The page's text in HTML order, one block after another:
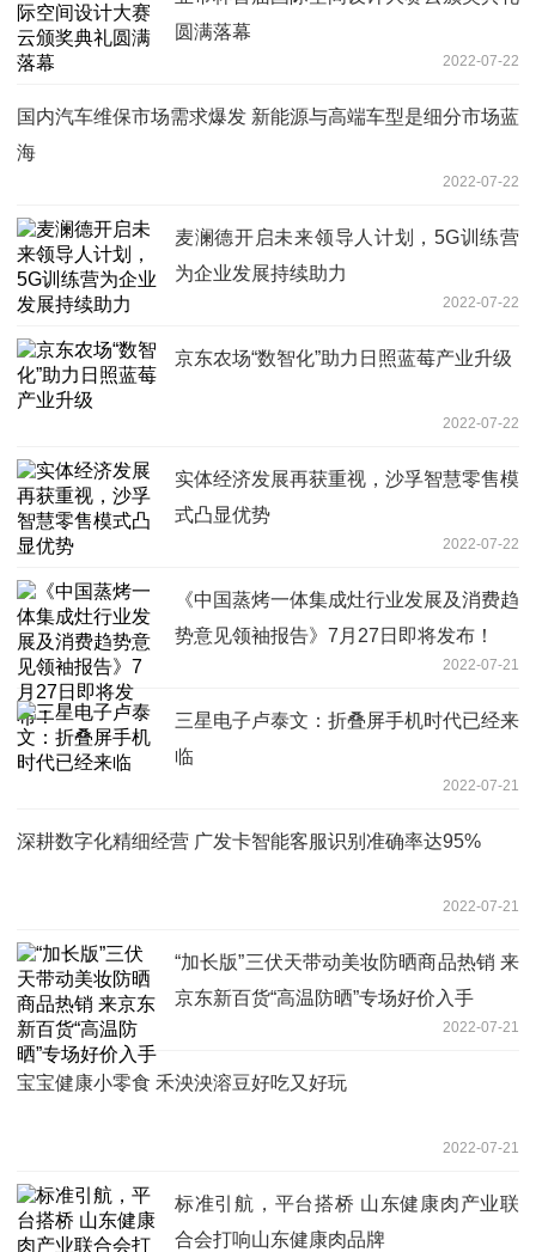
圆满落幕
2022-07-22
国内汽车维保市场需求爆发 新能源与高端车型是细分市场蓝
海
2022-07-22
麦澜德开启未来领导人计划，5G训练营
为企业发展持续助力
2022-07-22
京东农场“数智化”助力日照蓝莓产业升级
2022-07-22
实体经济发展再获重视，沙孚智慧零售模
式凸显优势
2022-07-22
《中国蒸烤一体集成灶行业发展及消费趋
势意见领袖报告》7月27日即将发布！
2022-07-21
三星电子卢泰文：折叠屏手机时代已经来
临
2022-07-21
深耕数字化精细经营 广发卡智能客服识别准确率达95%
2022-07-21
“加长版”三伏天带动美妆防晒商品热销 来
京东新百货“高温防晒”专场好价入手
2022-07-21
宝宝健康小零食 禾泱泱溶豆好吃又好玩
2022-07-21
标准引航，平台搭桥 山东健康肉产业联
合会打响山东健康肉品牌